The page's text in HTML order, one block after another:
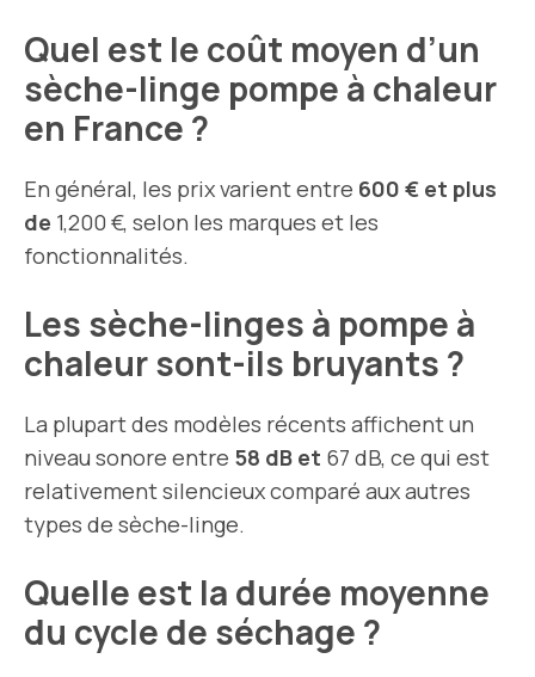
Quel est le coût moyen d’un
sèche-linge pompe à chaleur
en France ?
En général, les prix varient entre 600 € et plus
de 1,200 €, selon les marques et les
fonctionnalités.
Les sèche-linges à pompe à
chaleur sont-ils bruyants ?
La plupart des modèles récents affichent un
niveau sonore entre 58 dB et 67 dB, ce qui est
relativement silencieux comparé aux autres
types de sèche-linge.
Quelle est la durée moyenne
du cycle de séchage ?